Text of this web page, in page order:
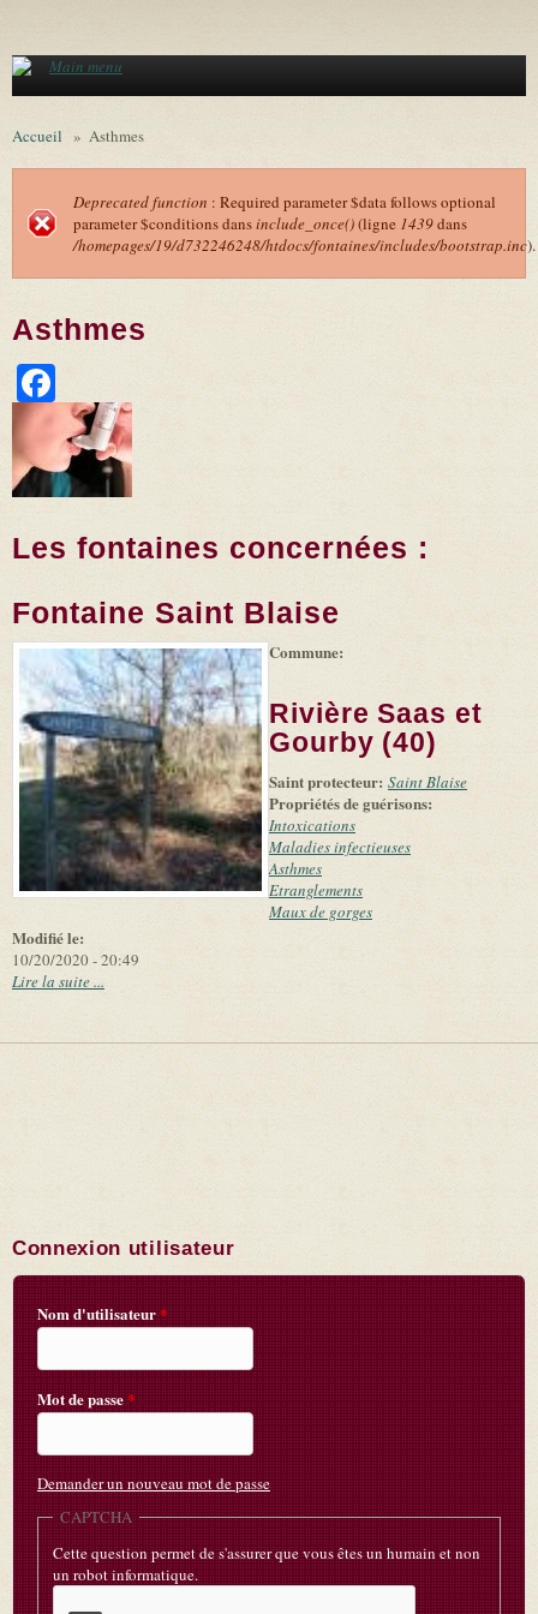
Main menu
Accueil » Asthmes
Message d'erreur
Deprecated function : Required parameter $data follows optional
parameter $conditions dansinclude_once()(ligne 1439dans
/homepages/19/d732246248/htdocs/fontaines/includes/bootstrap.inc).
Asthmes
Les fontaines concernées :
Fontaine Saint Blaise
-
Leaflet (link is
|
Tiles
(link is
external)
©
Microsoft
and
suppliers
Modifié le:
10/20/2020 - 20:49
Commune:
Rivière Saas et
Gourby (40)
Saint protecteur: Saint Blaise
Propriétés de guérisons:
Intoxications
Maladies infectieuses
Asthmes
Etranglements
Maux de gorges
Lire la suite ...
Connexion utilisateur
Nom d'utilisateur*
Mot de passe*
Demander un nouveau mot de passe
CAPTCHA
Cette question permet de s'assurer que vous êtes un humain et non
un robot informatique.